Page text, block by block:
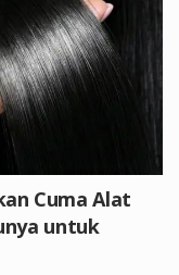
Cuma Alat
untuk